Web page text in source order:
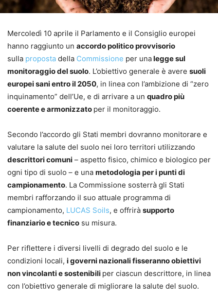
Mercoledì 10 aprile il Parlamento e il Consiglio europei
hanno raggiunto un accordo politico provvisorio
sulla proposta della Commissione per unalegge sul
monitoraggio del suolo. L’obiettivo generale è avere suoli
europei sani entro il 2050, in linea con l’ambizione di “zero
inquinamento” dell’Ue, e di arrivare a un quadro più
coerente e armonizzato per il monitoraggio.
Secondo l’accordo gli Stati membri dovranno monitorare e
valutare la salute del suolo nei loro territori utilizzando
descrittori comuni – aspetto fisico, chimico e biologico per
ogni tipo di suolo – e una metodologia per i punti di
campionamento. La Commissione sosterrà gli Stati
membri rafforzando il suo attuale programma di
campionamento, LUCAS Soils, e offrirà supporto
finanziario e tecnico su misura.
Per riflettere i diversi livelli di degrado del suolo e le
condizioni locali, i governi nazionali fisseranno obiettivi
non vincolanti e sostenibili per ciascun descrittore, in linea
con l’obiettivo generale di migliorare la salute del suolo.